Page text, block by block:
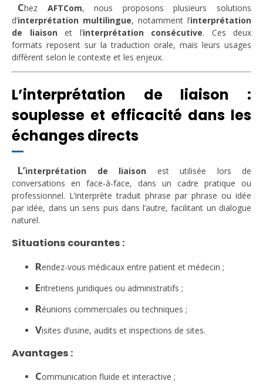
Chez AFTCom, nous proposons plusieurs solutions
d’interprétation multilingue, notamment l’interprétation
de liaisonet l’interprétation consécutive. Ces deux
formats reposent sur la traduction orale, mais leurs usages
diffèrent selon le contexte et les enjeux.
L’interprétation de liaison :
souplesse et efficacité dans les
échanges directs
L’interprétation de liaison est utilisée lors de
conversations en face-à-face, dans un cadre pratique ou
professionnel. L’interprète traduit phrase par phrase ou idée
par idée, dans un sens puis dans l’autre, facilitant un dialogue
naturel.
Situations courantes :
Rendez-vous médicaux entre patient et médecin ;
Entretiens juridiques ou administratifs ;
Réunions commerciales ou techniques ;
Visites d’usine, audits et inspections de sites.
Avantages :
Communication fluide et interactive ;